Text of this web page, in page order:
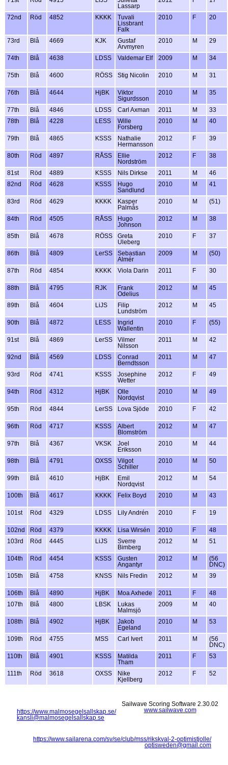
Lassarp
72nd Röd 4852 KKKK
Tuvali
Lissbrant
Falk
2010 F 20
73rd Blå 4669 KJK
Gustaf
Arvmyren
2010 M 29
74th Blå 4638 LDSS Valdemar Elf 2009 M 34
75th Blå 4600 RÖSS Stig Nicolin 2010 M 31
76th Blå 4644 HjBK
Viktor
Sigurdsson
2010 M 35
77th Blå 4846 LDSS Carl Axman 2011 M
33
78th
Blå 4228 LESS
Wille
Forsberg
2010 M 40
79th Blå 4865 KSSS
Nathalie
Hermansson
2012 F 39
80th Röd 4897 RÅSS
Ellie
Nordström
2012 F 38
81st Röd 4889 KSSS Nils Dirkse 2011 M
46
82nd
Röd 4628 KSSS
Hugo
Sandlund
2010 M 41
83rd Röd 4629 KKKK
Kasper
Palmås
2010 M (51)
84th Röd 4505 RÅSS
Hugo
Johnson
2012 M 38
85th Blå 4678 RÖSS
Greta
Uleberg
2010 F 37
86th Blå 4809 LerSS
Sebastian
Almér
2009 M (50)
87th Röd 4854 KKKK Viola Darin 2011 F 30
88th Blå 4795 RJK
Frank
Odelius
2012 M 45
89th Blå 4604 LiJS
Filip
Lundström
2012 M 45
90th Blå 4872 LESS
Ingrid
Wallentin
2010 F (55)
91st Blå 4869 LerSS
Vilmer
Nilsson
2011 M 42
92nd Blå 4569 LDSS
Conrad
Berndtsson
2011 M 47
93rd Röd 4741 KSSS
Josephine
Wetter
2012 F 49
94th Röd 4312 HjBK
Olle
Nordqvist
2010 M 49
95th Röd 4844 LerSS Lova Sjöde 2010 F 42
96th Röd 4717 KSSS
Albert
Blomström
2012 M 47
97th Blå 4367 VKSK
Joel
Eriksson
2010 M 44
98th Blå 4791 OXSS
Vilgot
Schiller
2010 M 50
99th Blå 4610 HjBK
Emil
Nordqvist
2012 M 54
100th Blå 4617 KKKK Felix Boyd 2010 M 43
101st Röd 4329 LDSS Lily Andrén 2010 F 19
102nd Röd 4379 KKKK Lisa Wirsén 2010 F
48
103rd
Röd 4445 LiJS
Sverre
Bimberg
2012 M 51
104th Röd 4454 KSSS
Gusten
Angantyr
2012 M
(56
DNC)
105th
Blå 4758 KNSS Nils Fredin 2012 M 39
106th Blå 4890 HjBK Moa Axhede 2011 F
48
107th
Blå 4800 LBSK
Lukas
Malmsjö
2009 M 40
108th Blå 4902 HjBK
Jakob
Egeland
2010 M 53
109th Röd 4755 MSS Carl Ivert 2011 M
(56
DNC)
110th
Blå 4901 KSSS
Matilda
Tham
2011 F 53
111th Röd 3618 OXSS
Nike
Kjellberg
2012 F 52
https://www.malmosegelsallskap.se/
kansli@malmosegelsallskap.se
https://www.sailarena.com/sv/se/club/mss/rikskval-2-optimistjolle/
optisweden@gmail.com
Sailwave Scoring Software 2.30.02
www.sailwave.com